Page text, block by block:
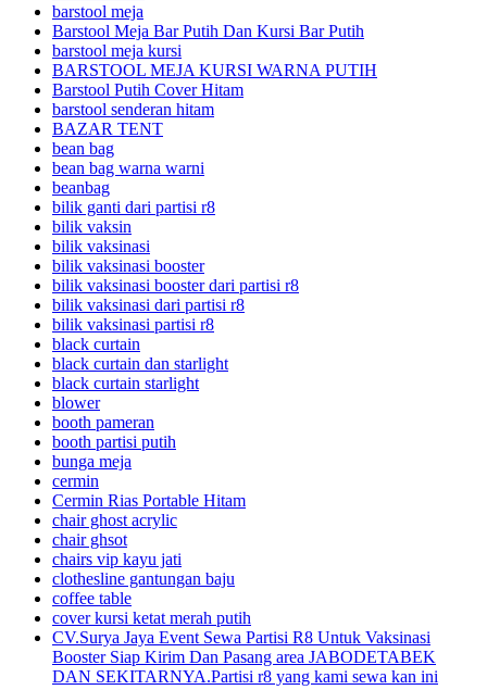
barstool meja
Barstool Meja Bar Putih Dan Kursi Bar Putih
barstool meja kursi
BARSTOOL MEJA KURSI WARNA PUTIH
Barstool Putih Cover Hitam
barstool senderan hitam
BAZAR TENT
bean bag
bean bag warna warni
beanbag
bilik ganti dari partisi r8
bilik vaksin
bilik vaksinasi
bilik vaksinasi booster
bilik vaksinasi booster dari partisi r8
bilik vaksinasi dari partisi r8
bilik vaksinasi partisi r8
black curtain
black curtain dan starlight
black curtain starlight
blower
booth pameran
booth partisi putih
bunga meja
cermin
Cermin Rias Portable Hitam
chair ghost acrylic
chair ghsot
chairs vip kayu jati
clothesline gantungan baju
coffee table
cover kursi ketat merah putih
CV.Surya Jaya Event Sewa Partisi R8 Untuk Vaksinasi
Booster Siap Kirim Dan Pasang area JABODETABEK
DAN SEKITARNYA.Partisi r8 yang kami sewa kan ini